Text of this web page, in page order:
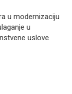
u modernizaciju
u
uslove